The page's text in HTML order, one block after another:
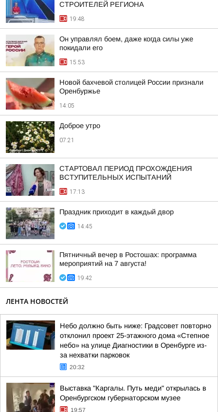
СТРОИТЕЛЕЙ РЕГИОНА
19:48
Он управлял боем, даже когда силы уже
покидали его
15:53
Новой бахчевой столицей России признали
Оренбуржье
14:05
Доброе утро
07:21
СТАРТОВАЛ ПЕРИОД ПРОХОЖДЕНИЯ
ВСТУПИТЕЛЬНЫХ ИСПЫТАНИЙ
17:13
Праздник приходит в каждый двор
14:45
Пятничный вечер в Ростошах: программа
мероприятий на 7 августа!
19:42
ЛЕНТА НОВОСТЕЙ
Небо должно быть ниже: Градсовет повторно
отклонил проект 25-этажного дома «Степное
небо» на улице Диагностики в Оренбурге из-
за нехватки парковок
20:32
Выставка "Каргалы. Путь меди" открылась в
Оренбургском губернаторском музее
19:57